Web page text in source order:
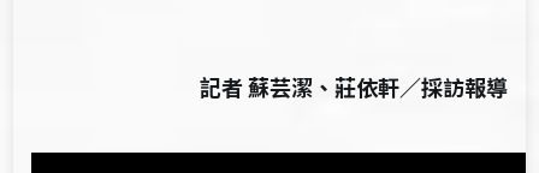
記者 蘇芸潔、莊依軒／採訪報導